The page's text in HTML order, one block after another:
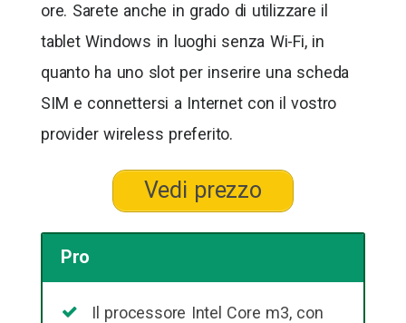
ore. Sarete anche in grado di utilizzare il
tablet Windows in luoghi senza Wi-Fi, in
quanto ha uno slot per inserire una scheda
SIM e connettersi a Internet con il vostro
provider wireless preferito.
Vedi prezzo
Pro
Il processore Intel Core m3, con